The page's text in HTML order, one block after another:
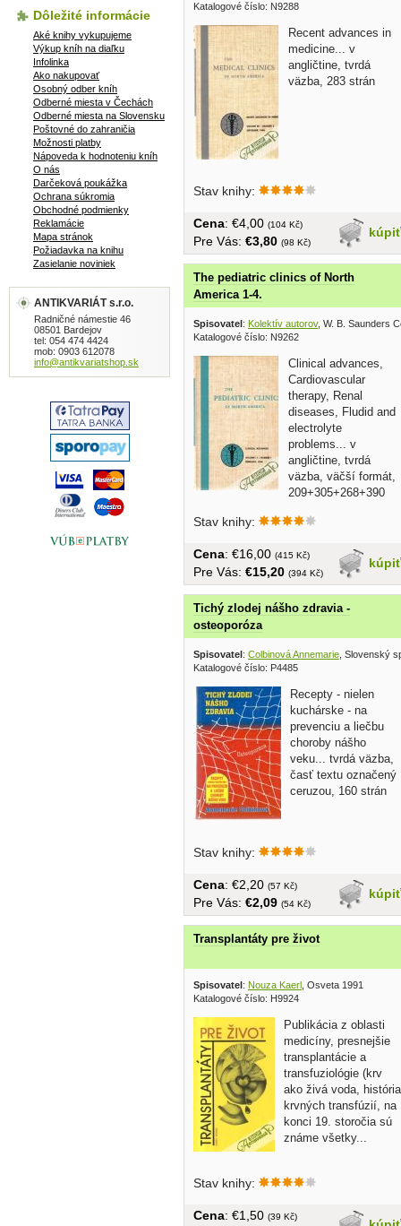
Katalogové číslo: N9288
Recent advances in
medicine... v
angličtine, tvrdá
väzba, 283 strán
Stav knihy:
kúpiť
Cena: €4,00 (104 Kč)
Pre Vás: €3,80 (98 Kč)
The pediatric clinics of North
America 1-4.
Spisovatel: Kolektív autorov, W. B. Saunders
Katalogové číslo: N9262
Clinical advances,
Cardiovascular
therapy, Renal
diseases, Fludid and
electrolyte
problems... v
angličtine, tvrdá
väzba, väčší formát,
209+305+268+390
Stav knihy:
kúpiť
Cena: €16,00 (415 Kč)
Pre Vás: €15,20 (394 Kč)
Tichý zlodej nášho zdravia -
osteoporóza
Spisovatel: Colbinová Annemarie , Slovenský
Katalogové číslo: P4485
Recepty - nielen
kuchárske - na
prevenciu a liečbu
choroby nášho
veku... tvrdá väzba,
časť textu označený
ceruzou, 160 strán
Stav knihy:
kúpiť
Cena: €2,20 (57 Kč)
Pre Vás: €2,09 (54 Kč)
Transplantáty pre život
Spisovatel: Nouza Kaerl , Osveta 1991
Katalogové číslo: H9924
Publikácia z oblasti
medicíny, presnejšie
transplantácie a
transfuziológie (krv
ako živá voda, história
krvných transfúzií, na
konci 19. storočia sú
známe všetky...
Stav knihy:
Cena: €1,50 (39 Kč)
Dôležité informácie
Aké knihy vykupujeme
Výkup kníh na diaľku
Infolinka
Ako nakupovať
Osobný odber kníh
Odberné miesta v Čechách
Odberné miesta na Slovensku
Poštovné do zahraničia
Možnosti platby
Nápoveda k hodnoteniu kníh
O nás
Darčeková poukážka
Ochrana súkromia
Obchodné podmienky
Reklamácie
Mapa stránok
Požiadavka na knihu
Zasielanie noviniek
ANTIKVARIÁT s.r.o.
Radničné námestie 46
08501 Bardejov
tel: 054 474 4424
mob: 0903 612078
info@antikvariatshop.sk